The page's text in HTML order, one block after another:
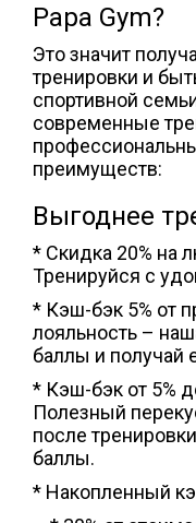
Papa Gym?
Это значит
тренировки и
спортивной
современные
преимуществ:
Выгоднее
* Скидка 20% на
Тренируйся с
* Кэш-бэк 5% от
лояльность –
баллы и
* Кэш-бэк от 5%
Полезный
после
баллы.
* Накопленный